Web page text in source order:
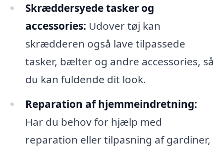
Skræddersyede tasker og
accessories: Udover tøj kan
skrædderen også lave tilpassede
tasker, bælter og andre accessories, så
du kan fuldende dit look.
Reparation af hjemmeindretning:
Har du behov for hjælp med
reparation eller tilpasning af gardiner,